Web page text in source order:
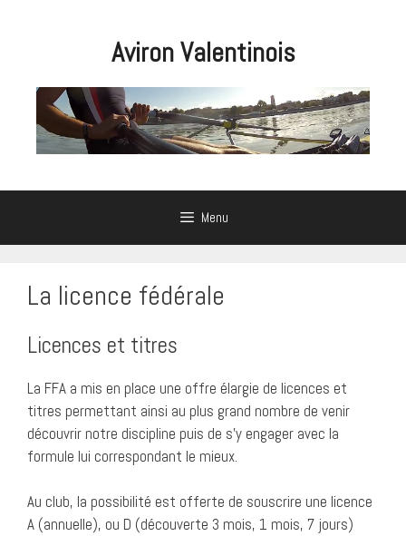
Aviron Valentinois
Menu
La licence fédérale
Licences et titres
La FFA a mis en place une offre élargie de licences et
titres permettant ainsi au plus grand nombre de venir
découvrir notre discipline puis de s’y engager avec la
formule lui correspondant le mieux.
Au club, la possibilité est offerte de souscrire une licence
A (annuelle), ou D (découverte 3 mois, 1 mois, 7 jours)